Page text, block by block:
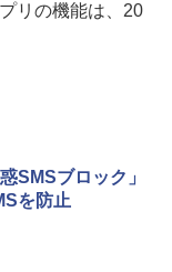
リの機能は、20
SMSブロック」
を防止